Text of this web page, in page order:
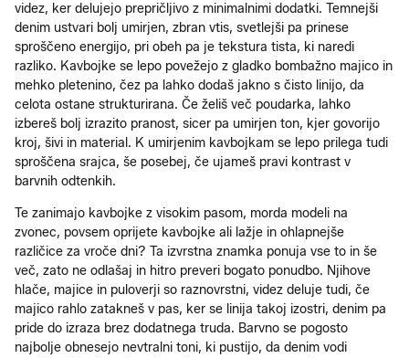
videz, ker delujejo prepričljivo z minimalnimi dodatki. Temnejši
denim ustvari bolj umirjen, zbran vtis, svetlejši pa prinese
sproščeno energijo, pri obeh pa je tekstura tista, ki naredi
razliko. Kavbojke se lepo povežejo z gladko bombažno majico in
mehko pletenino, čez pa lahko dodaš jakno s čisto linijo, da
celota ostane strukturirana. Če želiš več poudarka, lahko
izbereš bolj izrazito pranost, sicer pa umirjen ton, kjer govorijo
kroj, šivi in material. K umirjenim kavbojkam se lepo prilega tudi
sproščena srajca, še posebej, če ujameš pravi kontrast v
barvnih odtenkih.
Te zanimajo kavbojke z visokim pasom, morda modeli na
zvonec, povsem oprijete kavbojke ali lažje in ohlapnejše
različice za vroče dni? Ta izvrstna znamka ponuja vse to in še
več, zato ne odlašaj in hitro preveri bogato ponudbo. Njihove
hlače, majice in puloverji so raznovrstni, videz deluje tudi, če
majico rahlo zatakneš v pas, ker se linija takoj izostri, denim pa
pride do izraza brez dodatnega truda. Barvno se pogosto
najbolje obnesejo nevtralni toni, ki pustijo, da denim vodi